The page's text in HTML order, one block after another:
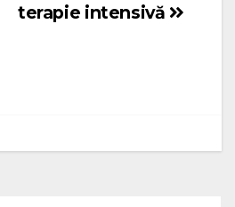
terapie intensivă